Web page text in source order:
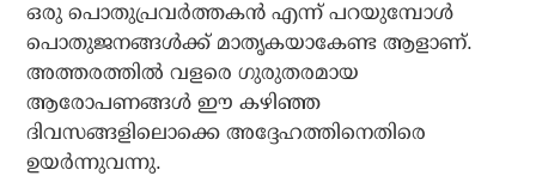
ഒരു പൊതുപ്രവര്‍ത്തകന്‍ എന്ന് പറയുമ്പോള്‍
പൊതുജനങ്ങള്‍ക്ക് മാതൃകയാകേണ്ട ആളാണ്.
അത്തരത്തില്‍ വളരെ ഗുരുതരമായ
ആരോപണങ്ങള്‍ ഈ കഴിഞ്ഞ
ദിവസങ്ങളിലൊക്കെ അദ്ദേഹത്തിനെതിരെ
ഉയര്‍ന്നുവന്നു.